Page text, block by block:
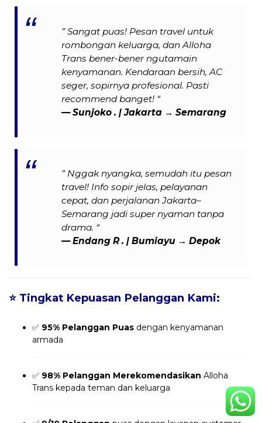
” Sangat puas! Pesan travel untuk
rombongan keluarga, dan Alloha
Trans bener-bener ngutamain
kenyamanan. Kendaraan bersih, AC
seger, sopirnya profesional. Pasti
recommend banget! “
— Sunjoko . | Jakarta → Semarang
” Nggak nyangka, semudah itu pesan
travel! Info sopir jelas, pelayanan
cepat, dan perjalanan Jakarta–
Semarang jadi super nyaman tanpa
drama. “
— Endang R . | Bumiayu → Depok
⭐ Tingkat Kepuasan Pelanggan Kami:
✅ 95% Pelanggan Puas dengan kenyamanan
armada
✅ 98% Pelanggan Merekomendasikan Alloha
Trans kepada teman dan keluarga